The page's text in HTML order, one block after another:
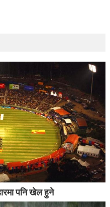
पनि खेल हुने